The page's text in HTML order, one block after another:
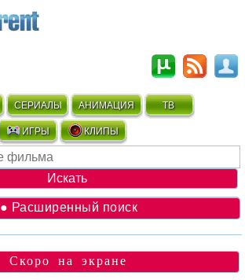
СЕРИАЛЫ АНИМАЦИЯ ТВ
ИГРЫ КЛИПЫ
● Расширенный поиск
Скоро на экране